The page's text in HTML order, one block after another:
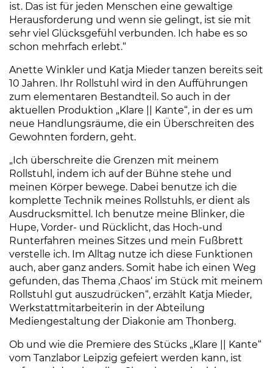
ist. Das ist für jeden Menschen eine gewaltige
Herausforderung und wenn sie gelingt, ist sie mit
sehr viel Glücksgefühl verbunden. Ich habe es so
schon mehrfach erlebt.“
Anette Winkler und Katja Mieder tanzen bereits seit
10 Jahren. Ihr Rollstuhl wird in den Aufführungen
zum elementaren Bestandteil. So auch in der
aktuellen Produktion „Klare || Kante“, in der es um
neue Handlungsräume, die ein Überschreiten des
Gewohnten fordern, geht.
„Ich überschreite die Grenzen mit meinem
Rollstuhl, indem ich auf der Bühne stehe und
meinen Körper bewege. Dabei benutze ich die
komplette Technik meines Rollstuhls, er dient als
Ausdrucksmittel. Ich benutze meine Blinker, die
Hupe, Vorder- und Rücklicht, das Hoch-und
Runterfahren meines Sitzes und mein Fußbrett
verstelle ich. Im Alltag nutze ich diese Funktionen
auch, aber ganz anders. Somit habe ich einen Weg
gefunden, das Thema ‚Chaos‘ im Stück mit meinem
Rollstuhl gut auszudrücken“, erzählt Katja Mieder,
Werkstattmitarbeiterin in der Abteilung
Mediengestaltung der Diakonie am Thonberg.
Ob und wie die Premiere des Stücks „Klare || Kante“
vom Tanzlabor Leipzig gefeiert werden kann, ist